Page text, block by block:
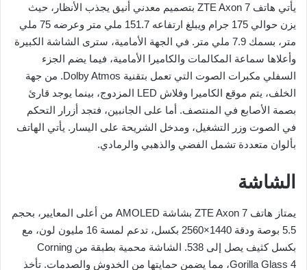
يأتي هاتف ZTE Axon 7 بتصميم معدني أنيق يجذب الأنظار، حيث
يزن حوالي 175 جرام ويبلغ ارتفاعه 151.7 ملي متر وعرضه 75 ملي
متر، بسمك 7.9 ملي متر. في الجهة الأمامية، سترى الشاشة الكبيرة
وأعلاها سماعة المكالمات والكاميرا الأمامية، فيما يضم الجزء
السفلي مكبرات الصوت التي تعمل بتقنية Dolby Atmos. من جهة
الخلف، يتم موقع الكاميرا وفلاش LED المزدوج، بينما يوجد قارئ
بصمة الأصابع في المنتصف. أما على الجانبين، فتجد أزرار التحكم
في الصوت وزر التشغيل، ومدخل الشريحة على اليسار. يأتي الهاتف
بألوان متعددة تشمل الفضي والذهبي والرمادي.
الشاشة
يمتاز هاتف ZTE Axon 7 بشاشة AMOLED من أعلى المعايير، بحجم
5.5 بوصة ودقة 1440×2560 بكسل، تدعم لمسة 16 مليون لون، مع
بكسل كثيف يصل إلى 538. الشاشة محمية بطبقة من Corning
Gorilla Glass 4، مما يضمن حمايتها من الخدوش والصدمات. تأخذ